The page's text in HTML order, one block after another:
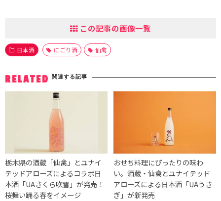
この記事の画像一覧
日本酒 にごり酒 仙禽
RELATED 関連する記事
栃木県の酒蔵「仙禽」とユナイ
テッドアローズによるコラボ日
本酒「UAさくら吹雪」が発売！
桜舞い踊る春をイメージ
おせち料理にぴったりの味わ
い。酒蔵・仙禽とユナイテッド
アローズによる日本酒「UAうさ
ぎ」が新発売